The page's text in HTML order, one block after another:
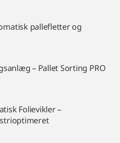
pallefletter og
– Pallet Sorting PRO
Folievikler –